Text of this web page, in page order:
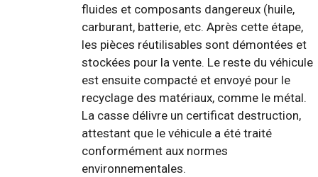
fluides et composants dangereux (huile,
carburant, batterie, etc. Après cette étape,
les pièces réutilisables sont démontées et
stockées pour la vente. Le reste du véhicule
est ensuite compacté et envoyé pour le
recyclage des matériaux, comme le métal.
La casse délivre un certificat destruction,
attestant que le véhicule a été traité
conformément aux normes
environnementales.